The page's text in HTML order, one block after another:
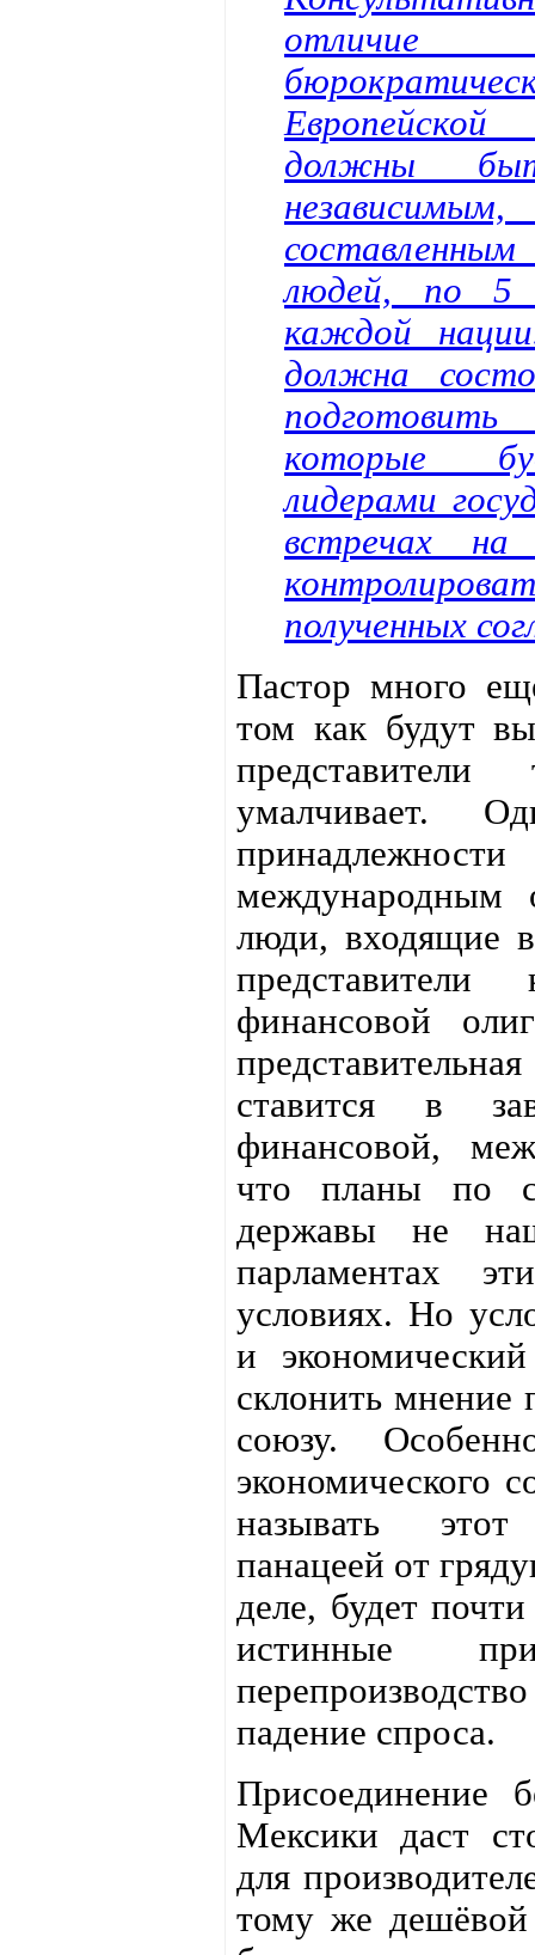
отличие
должны
людей, по 5
каждой
должна
которые
лидерами
встречах
полученных
Пастор много
том как будут
умалчивает.
международным
люди, входящие
финансовой
ставится в
финансовой,
что планы по
державы не
парламентах
условиях. Но
и
склонить мнение
союзу.
экономического
называть
панацеей от
деле, будет
истинные
падение спроса.
Присоединение
Мексики даст
для
тому же дешёвой